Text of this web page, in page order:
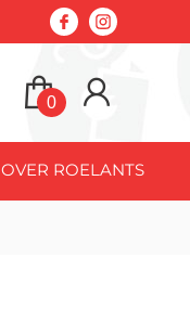
0
OVER ROELANTS